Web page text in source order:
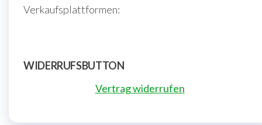
Verkaufsplattformen:
WIDERRUFSBUTTON
Vertrag widerrufen